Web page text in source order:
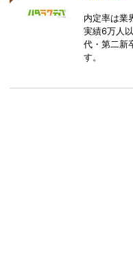
内定率は業
実績6万人
代・第二新
す。